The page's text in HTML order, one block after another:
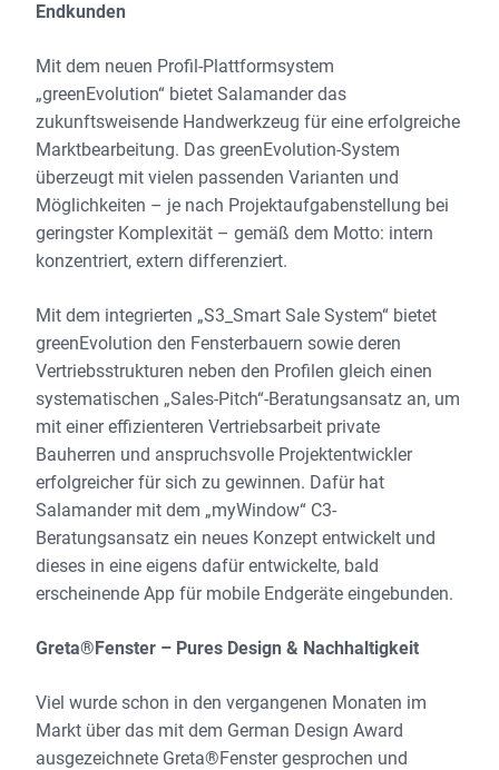
Endkunden
Mit dem neuen Profil-Plattformsystem
„greenEvolution“ bietet Salamander das
zukunftsweisende Handwerkzeug für eine erfolgreiche
Marktbearbeitung. Das greenEvolution-System
überzeugt mit vielen passenden Varianten und
Möglichkeiten – je nach Projektaufgabenstellung bei
geringster Komplexität – gemäß dem Motto: intern
konzentriert, extern differenziert.
Mit dem integrierten „S3_Smart Sale System“ bietet
greenEvolution den Fensterbauern sowie deren
Vertriebsstrukturen neben den Profilen gleich einen
systematischen „Sales-Pitch“-Beratungsansatz an, um
mit einer effizienteren Vertriebsarbeit private
Bauherren und anspruchsvolle Projektentwickler
erfolgreicher für sich zu gewinnen. Dafür hat
Salamander mit dem „myWindow“ C3-
Beratungsansatz ein neues Konzept entwickelt und
dieses in eine eigens dafür entwickelte, bald
erscheinende App für mobile Endgeräte eingebunden.
Greta®Fenster – Pures Design & Nachhaltigkeit
Viel wurde schon in den vergangenen Monaten im
Markt über das mit dem German Design Award
ausgezeichnete Greta®Fenster gesprochen und